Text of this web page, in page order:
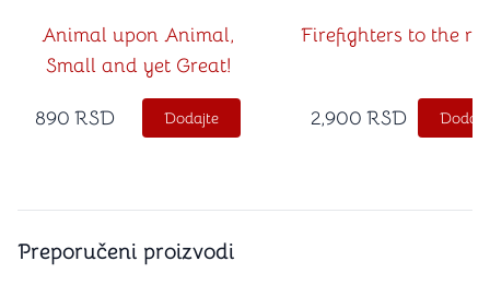
Animal upon Animal,
Small and yet Great!
890 RSD Dodajte
Firefighters to the
2,900 RSD
Preporučeni proizvodi